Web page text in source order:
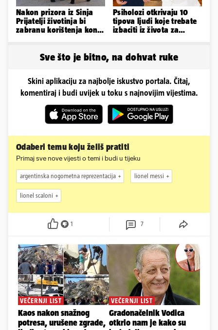
Nakon prizora iz Sinja
Prijatelji životinja bi
zabranu korištenja konja
Psiholozi otkrivaju 10
tipova ljudi koje trebate
izbaciti iz života za
Sve što je bitno, na dohvat ruke
Skini aplikaciju za najbolje iskustvo portala. Čitaj,
komentiraj i budi uvijek u toku s najnovijim vijestima.
Odaberi temu koju želiš pratiti
Primaj sve nove vijesti o temi i budi u tijeku
argentinska nogometna reprezentacija lionel messi
lionel scaloni
1 7